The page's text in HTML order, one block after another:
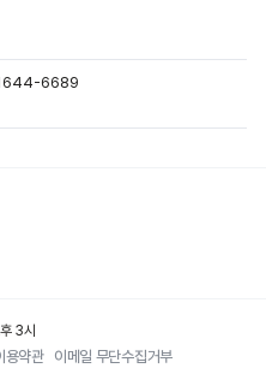
1644-6689
3시
용약관 이메일 무단수집거부